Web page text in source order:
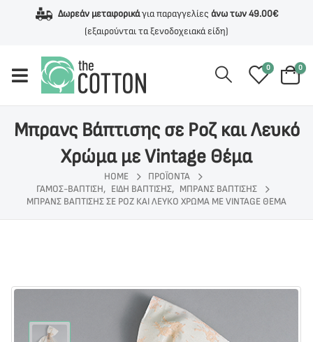
Δωρεάν μεταφορικάγια παραγγελίες άνω των 49.00€
(εξαιρούνται τα ξενοδοχειακά είδη)
0 0
Μπρανς Βάπτισης σε Ροζ και Λευκό
Χρώμα με Vintage Θέμα
HOME
ΠΡΟΪΌΝΤΑ
ΓΆΜΟΣ-ΒΆΠΤΙΣΗ, ΕΊΔΗ ΒΆΠΤΙΣΗΣ, ΜΠΡΑΝΣ ΒΆΠΤΙΣΗΣ
ΜΠΡΑΝΣ ΒΆΠΤΙΣΗΣ ΣΕ ΡΟΖ ΚΑΙ ΛΕΥΚΌ ΧΡΏΜΑ ΜΕ VINTAGE ΘΈΜΑ